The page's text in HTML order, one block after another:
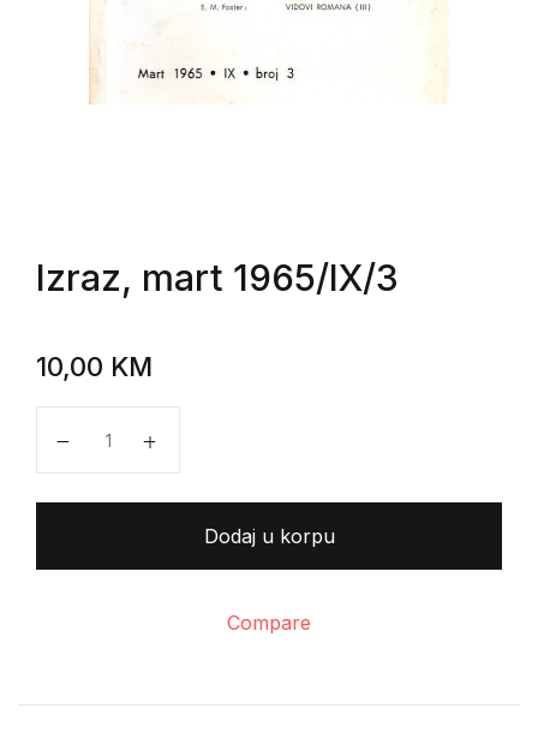
Izraz, mart 1965/IX/3
10,00 KM
Dodaj u korpu
Compare